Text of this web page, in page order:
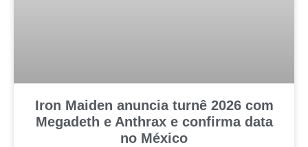
Iron Maiden anuncia turnê 2026 com
Megadeth e Anthrax e confirma data
no México